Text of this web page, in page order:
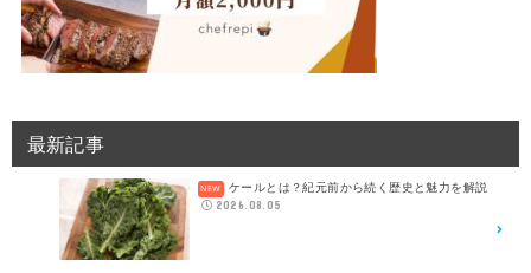
最新記事
ケールとは？紀元前から続く歴史と魅力を解説
2026.08.05